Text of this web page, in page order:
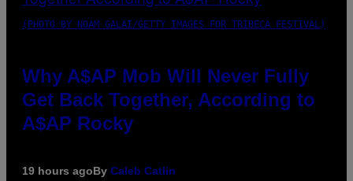
(PHOTO BY NOAM GALAI/GETTY IMAGES FOR TRIBECA FESTIVAL)
Why A$AP Mob Will Never Fully
Get Back Together, According to
A$AP Rocky
19 hours agoBy Caleb Catlin